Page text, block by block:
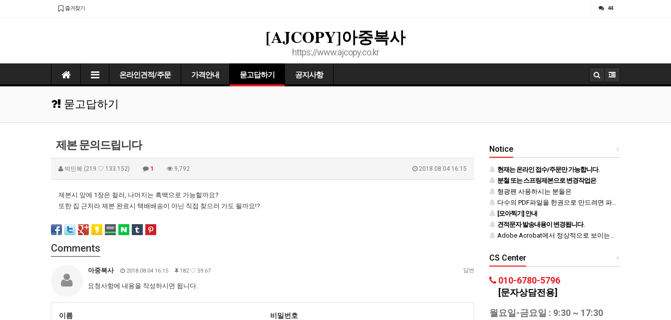
즐겨찾기 44
[AJCOPY]아중복사
https://www.ajcopy.co.kr
온라인견적/주문 가격안내 묻고답하기 공지사항
묻고답하기
제본 문의드립니다
박민혜 (219.♡.133.152) 1 9,792 2018.08.04 16:15
제본시 앞에 1장은 컬러, 나머지는 흑백으로 가능할까요?
또한 집 근처라 제본 완료시 택배배송이 아닌 직접 찾으러 가도 될까요!?
Comments
아중복사 2018.08.04 16:15 182.♡.59.67 답변
요청사항에 내용을 작성하시면 됩니다.
이름 비밀번호
+
Notice
현재는 온라인 접수/주문만 가능합니다.
분철 또는 스프링제본으로 변경작업은
형광펜 사용하시는 분들은
다수의 PDF파일을 한권으로 만드려면 파일을 하나로 병합 후 등록하시기 바랍니다.
[모아찍기] 안내
견적문자 발송내용이 변경됩니다.
Adobe Acrobat에서 정상적으로 보이는지 반드시 확인하시기 바랍니다.
+
CS Center
010-6780-5796
[문자상담전용]
월요일-금요일 : 9:30 ~ 17:30